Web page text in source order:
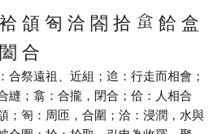
頜 匌 洽 閤 拾 𧊧 餄 盒
合
合祭遠祖、近組；䢔：行走而相會；
縫；翕：合攏，閉合；佮：人相合
；匌：周匝，合圍；洽：浸潤，水與